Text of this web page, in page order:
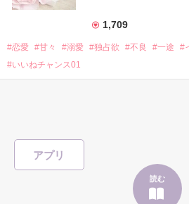
アプリ
読む
✨.ﾟ･*..☆.｡.:*✨.☆.｡.:. *:ﾟ✨.ﾟ･*..☆.｡.:*✨
冴木澪-SaekiMio
×
✨.ﾟ･*..☆.｡.:*✨.☆.｡.:. *:ﾟ✨.ﾟ･*..☆.｡.:*✨
そして光を巡ってライバルも登場！？
1,709
#恋愛 #甘々 #溺愛 #独占欲 #不良 #一途 #
#いいねチャンス01
「瑠莉に一目惚れしたんだよ……悪い